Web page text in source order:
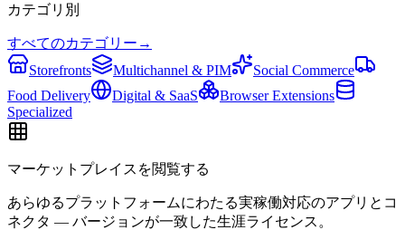
カテゴリ別
すべてのカテゴリー →
Storefronts
Multichannel & PIM
Social Commerce
Food Delivery
Digital & SaaS
Browser Extensions
Specialized
マーケットプレイスを閲覧する
あらゆるプラットフォームにわたる実稼働対応のアプリとコ
ネクタ — バージョンが一致した生涯ライセンス。